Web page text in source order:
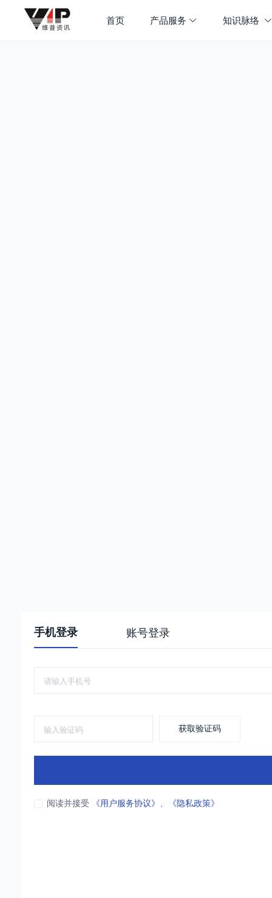
首页 产品服务 知识脉络
手机登录 账号登录
获取验证码
阅读并接受 《用户服务协议》 、 《隐私政策》